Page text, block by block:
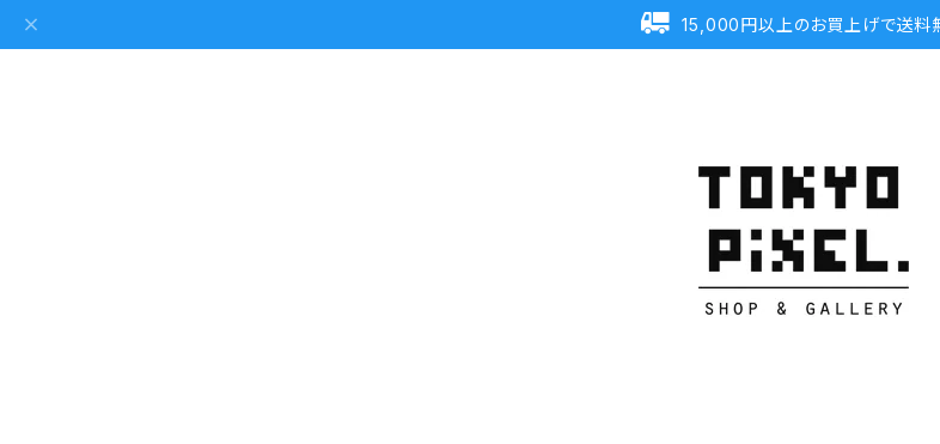
15,000円以上のお買上げで送料